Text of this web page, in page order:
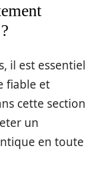
il est essentiel
fiable et
cette section
un
en toute